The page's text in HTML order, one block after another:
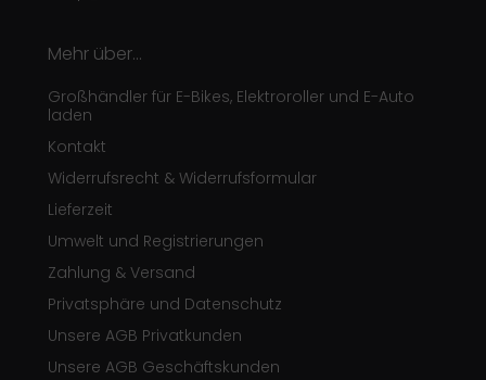
Mehr über...
Großhändler für E-Bikes, Elektroroller und E-Auto
laden
Kontakt
Widerrufsrecht & Widerrufsformular
Lieferzeit
Umwelt und Registrierungen
Zahlung & Versand
Privatsphäre und Datenschutz
Unsere AGB Privatkunden
Unsere AGB Geschäftskunden